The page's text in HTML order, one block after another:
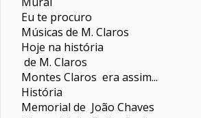
Eu te procuro
Músicas de M. Claros
Hoje na história
de M. Claros
Montes Claros era assim...
História
Memorial de João Chaves